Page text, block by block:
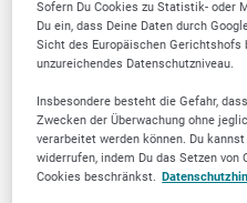
Lang Öl
Sofern Du Cookies zu Statistik- oder
Du ein, dass Deine Daten durch
Sicht des Europäischen Gerichtshofs
unzureichendes Datenschutzniveau.
Insbesondere besteht die Gefahr,
Zwecken der Überwachung ohne
verarbeitet werden können. Du
widerrufen, indem Du das Setzen
Cookies beschränkst.